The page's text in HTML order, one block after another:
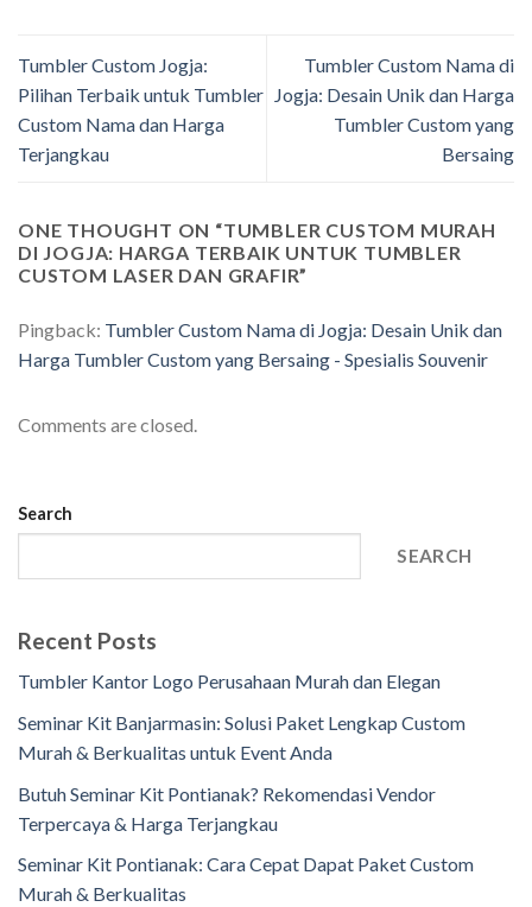
Tumbler Custom Jogja:
Pilihan Terbaik untuk Tumbler
Custom Nama dan Harga
Terjangkau
Tumbler Custom Nama di
Jogja: Desain Unik dan Harga
Tumbler Custom yang
Bersaing
ONE THOUGHT ON “TUMBLER CUSTOM MURAH
DI JOGJA: HARGA TERBAIK UNTUK TUMBLER
CUSTOM LASER DAN GRAFIR”
Pingback: Tumbler Custom Nama di Jogja: Desain Unik dan
Harga Tumbler Custom yang Bersaing - Spesialis Souvenir
Comments are closed.
Search
SEARCH
Recent Posts
Tumbler Kantor Logo Perusahaan Murah dan Elegan
Seminar Kit Banjarmasin: Solusi Paket Lengkap Custom
Murah & Berkualitas untuk Event Anda
Butuh Seminar Kit Pontianak? Rekomendasi Vendor
Terpercaya & Harga Terjangkau
Seminar Kit Pontianak: Cara Cepat Dapat Paket Custom
Murah & Berkualitas